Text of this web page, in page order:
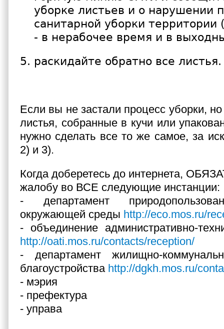
уборке листьев и о нарушении
санитарной уборки территории
- в нерабочее время и в
раскидайте обратно все листья.
Если вы не застали процесс уборки, но
листья, собранные в кучи или
нужно сделать все то же самое, за
2) и 3).
Когда доберетесь до интернета,
жалобу во ВСЕ следующие инстанции:
- департамент
окружающей среды http://eco.mos.ru/
- объединение административно-
http://oati.mos.ru/contacts/reception/
- департамент жилищно-
благоустройства http://dgkh.mos.ru/
- мэрия
- префектура
- управа